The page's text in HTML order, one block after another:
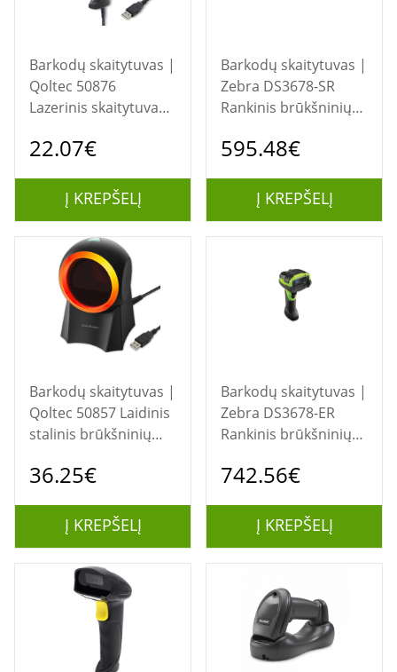
Barkodų skaitytuvas |
Qoltec 50876
Lazerinis skaitytuvas
22.07€
Į KREPŠELĮ
Barkodų skaitytuvas |
Zebra DS3678-SR
Rankinis brūkšninių
1D/2D LED Juoda,
595.48€
Į KREPŠELĮ
Barkodų skaitytuvas |
Qoltec 50857 Laidinis
stalinis brūkšninių
2D
36.25€
Į KREPŠELĮ
Barkodų skaitytuvas |
Zebra DS3678-ER
Rankinis brūkšninių
1D/2D Lazeris Juoda,
742.56€
Į KREPŠELĮ